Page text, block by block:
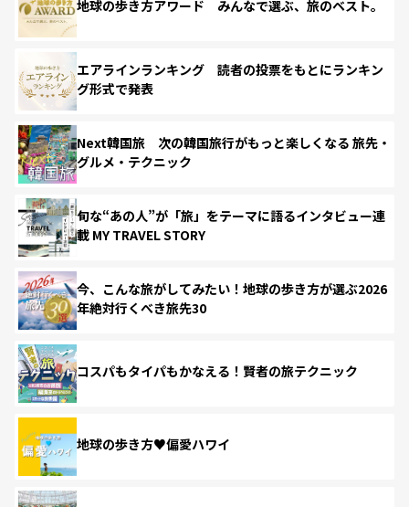
地球の歩き方アワード みんなで選ぶ、旅のベスト。
エアラインランキング 読者の投票をもとにランキン
グ形式で発表
Next韓国旅 次の韓国旅行がもっと楽しくなる 旅先・
グルメ・テクニック
旬な“あの人”が「旅」をテーマに語るインタビュー連
載 MY TRAVEL STORY
今、こんな旅がしてみたい！地球の歩き方が選ぶ2026
年絶対行くべき旅先30
コスパもタイパもかなえる！賢者の旅テクニック
地球の歩き方♥偏愛ハワイ